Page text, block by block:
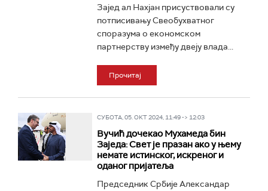
Зајед ал Нахјан присуствовали су
потписивању Свеобухватног
споразума о економском
партнерству између двеју влада...
Прочитај
СУБОТА, 05. ОКТ 2024, 11:49 -> 12:03
Вучић дочекао Мухамеда бин
Заједа: Свет је празан ако у њему
немате истинског, искреног и
оданог пријатеља
Председник Србије Александар